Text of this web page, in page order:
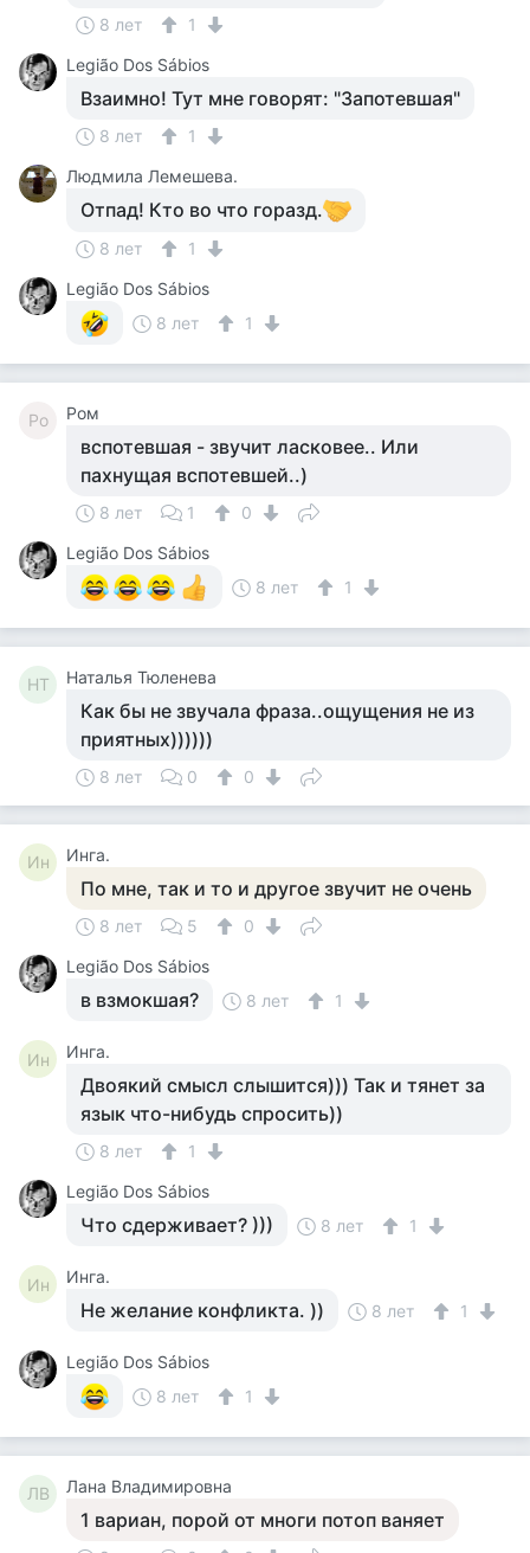
8 лет
1
Legião Dos Sábios
Взаимно! Тут мне говорят: "Запотевшая"
8 лет
1
Людмила Лемешева.
Отпад! Кто во что горазд.
8 лет
1
Legião Dos Sábios
8 лет
1
Ро Ром
вспотевшая - звучит ласковее.. Или
пахнущая вспотевшей..)
8 лет 1
0
Legião Dos Sábios
8 лет
1
НТ Наталья Тюленева
Как бы не звучала фраза..ощущения не из
приятных))))))
8 лет 0 0
Ин Инга.
По мне, так и то и другое звучит не очень
8 лет 5
0
Legião Dos Sábios
в взмокшая? 8 лет 1
Ин Инга.
Двоякий смысл слышится))) Так и тянет за
язык что-нибудь спросить))
8 лет
1
Legião Dos Sábios
Что сдерживает? ))) 8 лет 1
Ин Инга.
Не желание конфликта. )) 8 лет 1
Legião Dos Sábios
8 лет
1
ЛВ Лана Владимировна
1 вариан, порой от многи потоп ваняет